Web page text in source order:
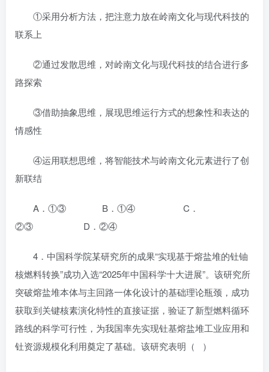
①采用分析方法，把注意力放在岭南文化与现代科技的
联系上
②通过发散思维，对岭南文化与现代科技的结合进行多
路探索
③借助抽象思维，展现思维运行方式的想象性和表达的
情感性
④运用联想思维，将智能技术与岭南文化元素进行了创
新联结
A．①③ B．①④ C．
②③ D．②④
4．中国科学院某研究所的成果“实现基于熔盐堆的钍铀
核燃料转换”成功入选“2025年中国科学十大进展”。该研究所
突破熔盐堆本体与主回路一体化设计的基础理论瓶颈，成功
获取到关键核素演化特性的直接证据，验证了新型燃料循环
路线的科学可行性，为我国率先实现钍基熔盐堆工业应用和
钍资源规模化利用奠定了基础。该研究表明（ ）